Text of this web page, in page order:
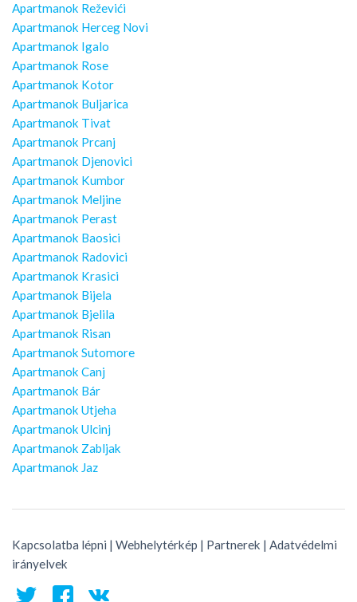
Apartmanok Reževići
Apartmanok Herceg Novi
Apartmanok Igalo
Apartmanok Rose
Apartmanok Kotor
Apartmanok Buljarica
Apartmanok Tivat
Apartmanok Prcanj
Apartmanok Djenovici
Apartmanok Kumbor
Apartmanok Meljine
Apartmanok Perast
Apartmanok Baosici
Apartmanok Radovici
Apartmanok Krasici
Apartmanok Bijela
Apartmanok Bjelila
Apartmanok Risan
Apartmanok Sutomore
Apartmanok Canj
Apartmanok Bár
Apartmanok Utjeha
Apartmanok Ulcinj
Apartmanok Zabljak
Apartmanok Jaz
Kapcsolatba lépni | Webhelytérkép | Partnerek | Adatvédelmi
irányelvek